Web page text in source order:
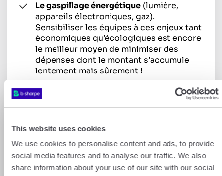
This website uses cookies
We use cookies to personalise content and ads, to provide
social media features and to analyse our traffic. We also
share information about your use of our site with our social
Le gaspillage énergétique (lumière,
appareils électroniques, gaz).
Sensibiliser les équipes à ces enjeux tant
économiques qu’écologiques est encore
le meilleur moyen de minimiser des
dépenses dont le montant s’accumule
lentement mais sûrement !
#9 Sensibiliser ses équipes
transparente possible. De cette façon
seulement, chacun sera plus à même de
comprendre le sens des priorités dictées par
le dirigeant, la direction financière et la
trésorerie.